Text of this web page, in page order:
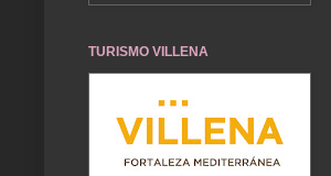
TURISMO VILLENA